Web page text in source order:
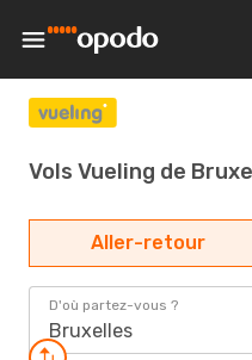
Vols Vueling de
Aller-retour
D'où partez-vous ?
Bruxelles